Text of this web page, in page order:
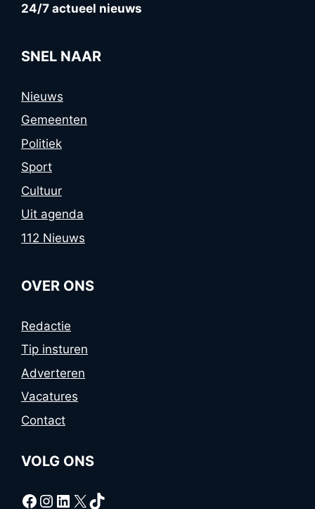
24/7 actueel nieuws
SNEL NAAR
Nieuws
Gemeenten
Politiek
Sport
Cultuur
Uit agenda
112 Nieuws
OVER ONS
Redactie
Tip insturen
Adverteren
Vacatures
Contact
VOLG ONS
Facebook
Instagram
LinkedIn
X TikTok